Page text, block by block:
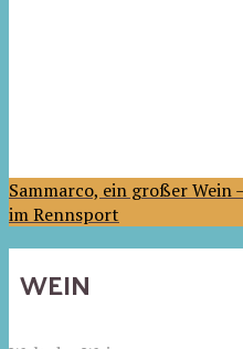
Sammarco, ein großer Wein
im Rennsport
WEIN